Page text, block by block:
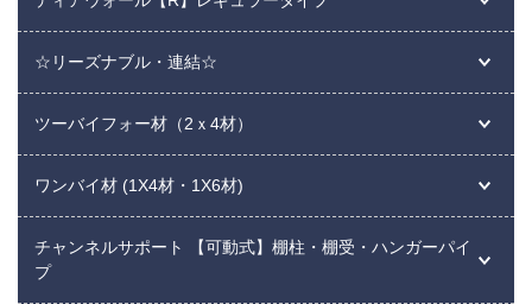
☆リーズナブル・連結☆
ツーバイフォー材（2ｘ4材）
ワンバイ材 (1X4材・1X6材)
チャンネルサポート 【可動式】棚柱・棚受・ハンガーパイ
プ